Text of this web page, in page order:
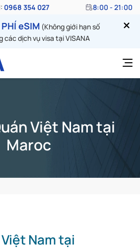
0968 354 027 8:00 - 21:00
eSIM (Không giới hạn số
các dịch vụ visa tại VISANA
Việt Nam tại
Maroc
Nam tại